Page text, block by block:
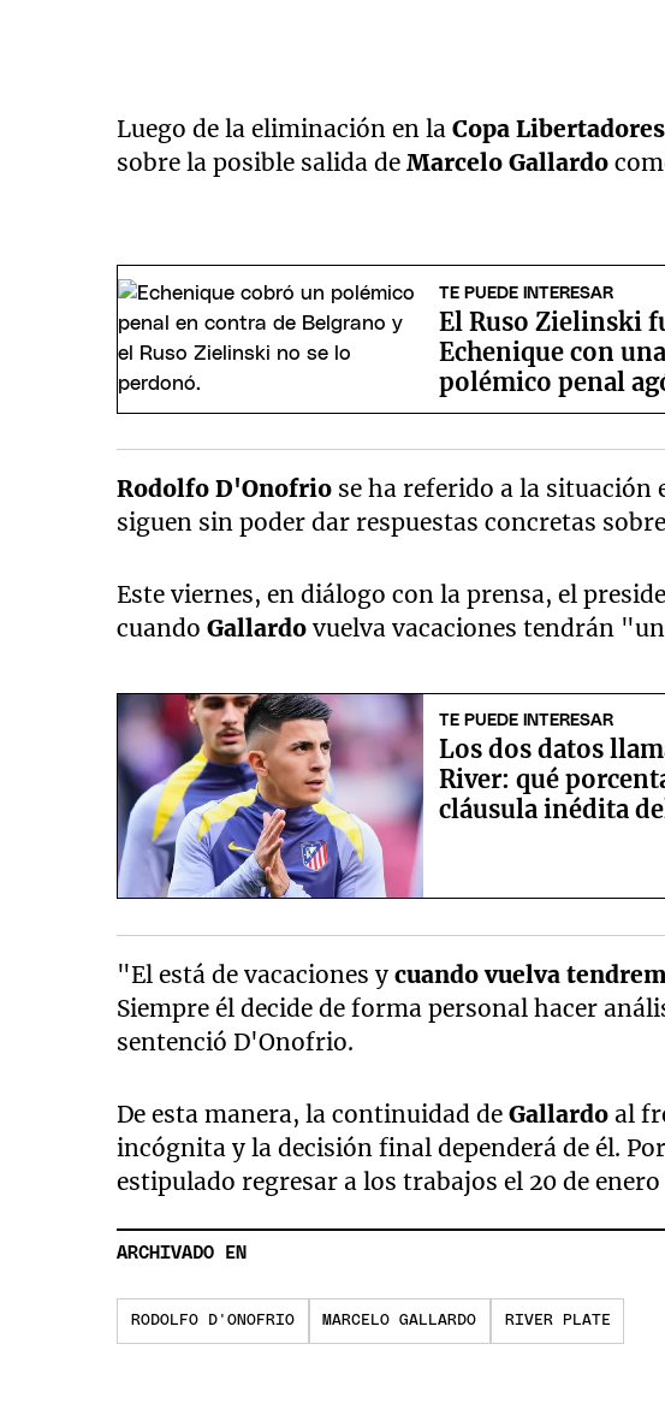
Luego de la eliminación en la Copa
sobre la posible salida deMarcelo Gallardo
TE PUEDE INTERESAR
El Ruso Zielinski
Echenique con
polémico penal
Rodolfo D'Onofrio se ha referido a la situación
siguen sin poder dar respuestas concretas
Este viernes, en diálogo con la prensa, el
cuandoGallardovuelva vacaciones tendrán
TE PUEDE INTERESAR
Los dos datos
River: qué
cláusula inédita
"El está de vacaciones ycuando vuelva
Siempre él decide de forma personal hacer
sentenció D'Onofrio.
De esta manera, la continuidad deGallardo al
incógnita y la decisión final dependerá de él.
estipulado regresar a los trabajos el 20 de
ARCHIVADO EN
RODOLFO D'ONOFRIO MARCELO GALLARDO RIVER PLATE